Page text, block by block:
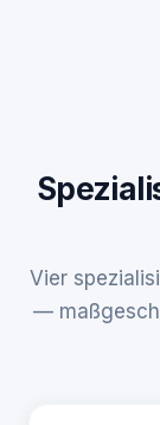
Vier
—